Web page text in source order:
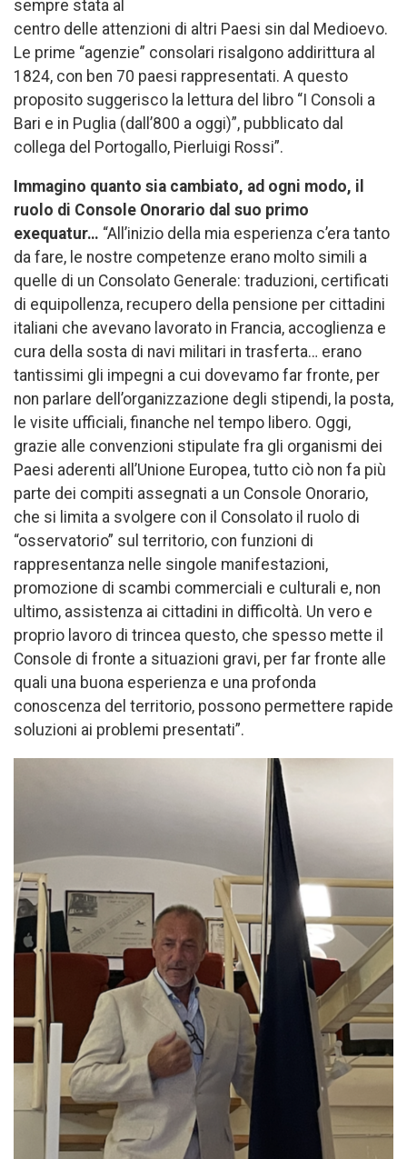
sempre stata al
centro delle attenzioni di altri Paesi sin dal Medioevo.
Le prime “agenzie” consolari risalgono addirittura al
1824, con ben 70 paesi rappresentati. A questo
proposito suggerisco la lettura del libro “I Consoli a
Bari e in Puglia (dall’800 a oggi)”, pubblicato dal
collega del Portogallo, Pierluigi Rossi”.
Immagino quanto sia cambiato, ad ogni modo, il
ruolo di Console Onorario dal suo primo
exequatur… “All’inizio della mia esperienza c’era tanto
da fare, le nostre competenze erano molto simili a
quelle di un Consolato Generale: traduzioni, certificati
di equipollenza, recupero della pensione per cittadini
italiani che avevano lavorato in Francia, accoglienza e
cura della sosta di navi militari in trasferta… erano
tantissimi gli impegni a cui dovevamo far fronte, per
non parlare dell’organizzazione degli stipendi, la posta,
le visite ufficiali, finanche nel tempo libero. Oggi,
grazie alle convenzioni stipulate fra gli organismi dei
Paesi aderenti all’Unione Europea, tutto ciò non fa più
parte dei compiti assegnati a un Console Onorario,
che si limita a svolgere con il Consolato il ruolo di
“osservatorio” sul territorio, con funzioni di
rappresentanza nelle singole manifestazioni,
promozione di scambi commerciali e culturali e, non
ultimo, assistenza ai cittadini in difficoltà. Un vero e
proprio lavoro di trincea questo, che spesso mette il
Console di fronte a situazioni gravi, per far fronte alle
quali una buona esperienza e una profonda
conoscenza del territorio, possono permettere rapide
soluzioni ai problemi presentati”.